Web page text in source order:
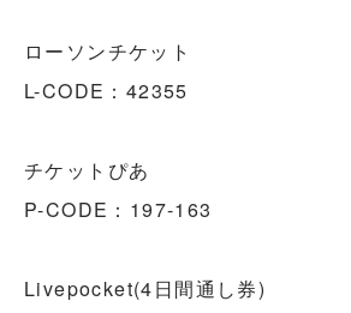
ローソンチケット
L-CODE：42355
チケットぴあ
P-CODE：197-163
Livepocket(4日間通し券)